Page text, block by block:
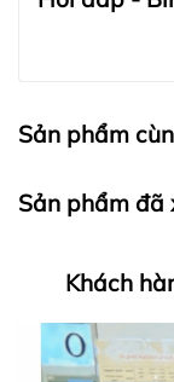
HWATCH
Đồng Hồ Chính
Hwatch Chuyên
Sản phẩm
Sản phẩm đã
Khách